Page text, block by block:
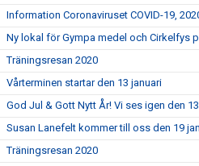
Information Coronaviruset COVID-19,
Ny lokal för Gympa medel och Cirkelfys
Träningsresan 2020
Vårterminen startar den 13 januari
God Jul & Gott Nytt År! Vi ses igen den
Susan Lanefelt kommer till oss den 19
Träningsresan 2020